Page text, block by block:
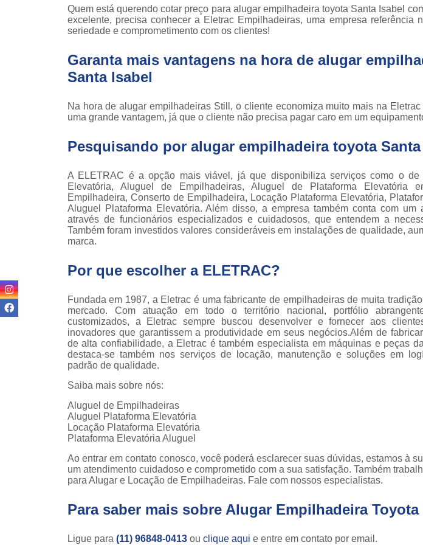
Locação de
empilhadeiras
Locar
Paleteiras
manuais
empilhadeira
skam
Peças para
empilhadeira still
Peças para
empilhadeiras
Plataformas
Venda de
empilhadeiras
Venda de
empilhadeiras
skam
Quem está querendo cotar preço para alugar empilhadeira toyota Santa Isabel
excelente, precisa conhecer a Eletrac Empilhadeiras, uma empresa referência
seriedade e comprometimento com os clientes!
Garanta mais vantagens na hora de alugar
Santa Isabel
Na hora de alugar empilhadeiras Still, o cliente economiza muito mais na
uma grande vantagem, já que o cliente não precisa pagar caro em um
Pesquisando por alugar empilhadeira toyota
A ELETRAC é a opção mais viável, já que disponibiliza serviços como o de
Elevatória, Aluguel de Empilhadeiras, Aluguel de Plataforma Elevatória
Empilhadeira, Conserto de Empilhadeira, Locação Plataforma Elevatória,
Aluguel Plataforma Elevatória. Além disso, a empresa também conta com um
através de funcionários especializados e cuidadosos, que entendem a
Também foram investidos valores consideráveis em instalações de qualidade,
marca.
Por que escolher a ELETRAC?
Fundada em 1987, a Eletrac é uma fabricante de empilhadeiras de muita
mercado. Com atuação em todo o território nacional, portfólio
customizados, a Eletrac sempre buscou desenvolver e fornecer aos
inovadores que garantissem a produtividade em seus negócios.Além de
de alta confiabilidade, a Eletrac é também especialista em máquinas e peças
destaca-se também nos serviços de locação, manutenção e soluções em
padrão de qualidade.
Saiba mais sobre nós:
Aluguel de Empilhadeiras
Aluguel Plataforma Elevatória
Locação Plataforma Elevatória
Plataforma Elevatória Aluguel
Ao entrar em contato conosco, você poderá esclarecer suas dúvidas, estamos à
um atendimento cuidadoso e comprometido com a sua satisfação. Também
para Alugar e Locação de Empilhadeiras. Fale com nossos especialistas.
Para saber mais sobre Alugar Empilhadeira Toyota
Ligue para (11) 96848-0413 ou clique aqui e entre em contato por email.